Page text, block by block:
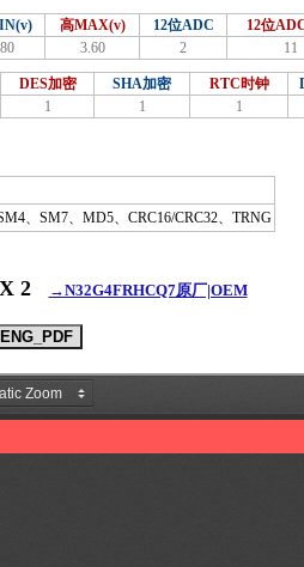
高MAX(v) 12位ADC 12位
3.60 2 11
DES加密 SHA加密 RTC时钟
1 1 1
、SM7、MD5、CRC16/CRC32、TRNG
2 →N32G4FRHCQ7原厂|OEM
ENG_PDF